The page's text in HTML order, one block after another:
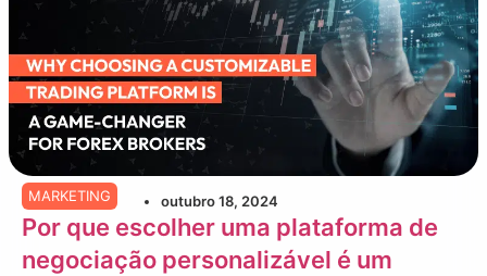
MARKETING outubro 18, 2024
Por que escolher uma plataforma de
negociação personalizável é um